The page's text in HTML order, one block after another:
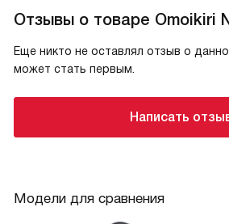
Отзывы о товаре Omoikiri
Еще никто не оставлял отзыв о
может стать первым.
Написать
Модели для сравнения